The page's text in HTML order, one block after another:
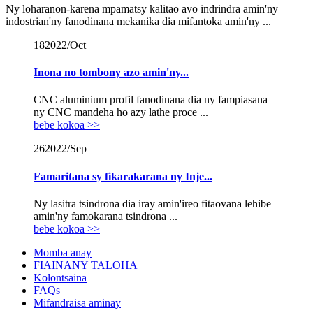
Ny loharanon-karena mpamatsy kalitao avo indrindra amin'ny
indostrian'ny fanodinana mekanika dia mifantoka amin'ny ...
182022/Oct
Inona no tombony azo amin'ny...
CNC aluminium profil fanodinana dia ny fampiasana
ny CNC mandeha ho azy lathe proce ...
bebe kokoa >>
262022/Sep
Famaritana sy fikarakarana ny Inje...
Ny lasitra tsindrona dia iray amin'ireo fitaovana lehibe
amin'ny famokarana tsindrona ...
bebe kokoa >>
Momba anay
FIAINANY TALOHA
Kolontsaina
FAQs
Mifandraisa aminay